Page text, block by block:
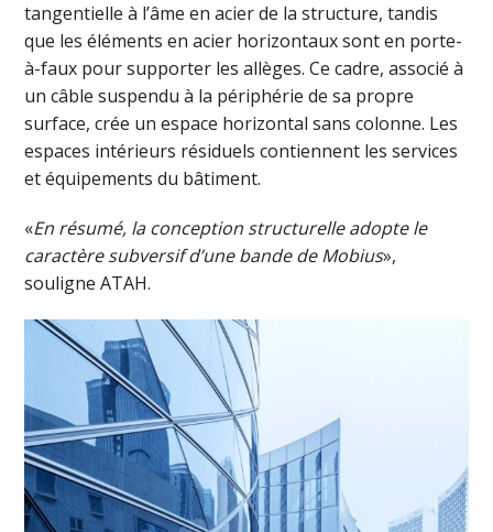
tangentielle à l’âme en acier de la structure, tandis
que les éléments en acier horizontaux sont en porte-
à-faux pour supporter les allèges. Ce cadre, associé à
un câble suspendu à la périphérie de sa propre
surface, crée un espace horizontal sans colonne. Les
espaces intérieurs résiduels contiennent les services
et équipements du bâtiment.
«En résumé, la conception structurelle adopte le
caractère subversif d’une bande de Mobius»,
souligne ATAH.